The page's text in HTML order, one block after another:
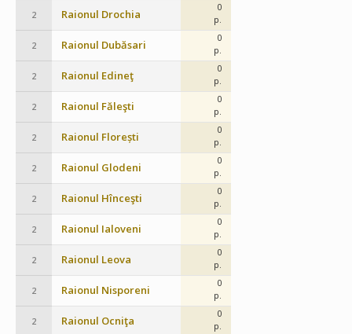
2 Raionul Drochia
0
p.
2 Raionul Dubăsari
0
p.
2 Raionul Edineţ
0
p.
2 Raionul Făleşti
0
p.
2 Raionul Florești
0
p.
2 Raionul Glodeni
0
p.
2 Raionul Hînceşti
0
p.
2 Raionul Ialoveni
0
p.
2 Raionul Leova
0
p.
2 Raionul Nisporeni
0
p.
2 Raionul Ocniţa
0
p.